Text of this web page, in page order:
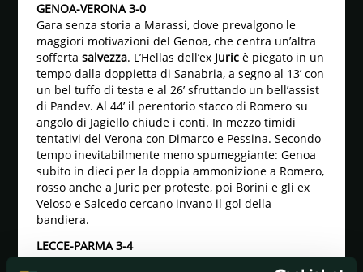
GENOA-VERONA 3-0
Gara senza storia a Marassi, dove prevalgono le
maggiori motivazioni del Genoa, che centra un’altra
sofferta salvezza. L’Hellas dell’ex Juric è piegato in un
tempo dalla doppietta di Sanabria, a segno al 13’ con
un bel tuffo di testa e al 26’ sfruttando un bell’assist
di Pandev. Al 44’ il perentorio stacco di Romero su
angolo di Jagiello chiude i conti. In mezzo timidi
tentativi del Verona con Dimarco e Pessina. Secondo
tempo inevitabilmente meno spumeggiante: Genoa
subito in dieci per la doppia ammonizione a Romero,
rosso anche a Juric per proteste, poi Borini e gli ex
Veloso e Salcedo cercano invano il gol della
bandiera.
LECCE-PARMA 3-4
Il Lecce torna in Serie B appena un anno dopo la